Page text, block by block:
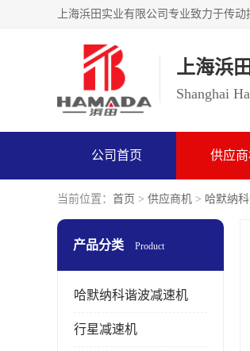
上海浜
Shanghai
公司首页 供应
当前位置： 首页 > 供应商机 > 哈默纳
产品分类 Product
哈默纳科谐波减速机
行星减速机